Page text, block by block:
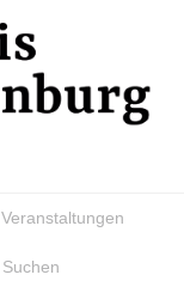
Veranstaltungen
Suchen